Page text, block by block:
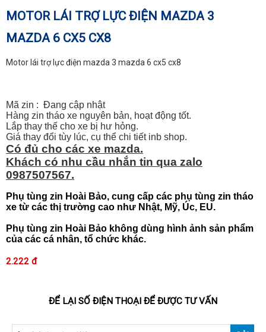
MOTOR LÁI TRỢ LỰC ĐIỆN MAZDA 3
MAZDA 6 CX5 CX8
Motor lái trợ lực điện mazda 3 mazda 6 cx5 cx8
Mã zin : Đang cập nhật
Hàng zin tháo xe nguyên bản, hoạt động tốt.
Lắp thay thế cho xe bị hư hỏng.
Giá thay đổi tùy lúc, cụ thể chi tiết inb shop.
Có đủ cho các xe mazda.
Khách có nhu cầu nhắn tin qua zalo
0987507567.
Phụ tùng zin Hoài Bảo, cung cấp các phụ tùng zin tháo
xe từ các thị trường cao như Nhật, Mỹ, Úc, EU.
Phụ tùng zin Hoài Bảo không dùng hình ảnh sản phẩm
của các cá nhân, tổ chức khác.
2.222 đ
ĐỂ LẠI SỐ ĐIỆN THOẠI ĐỂ ĐƯỢC TƯ VẤN